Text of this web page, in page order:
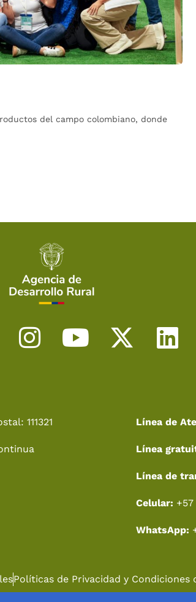
del campo colombiano, donde
I
t
a
g
Y
X
w
L
k
e
d
i
n
111321 Línea de
Línea
Línea de
Celular: +57
WhatsApp:
Políticas de Privacidad y Condiciones